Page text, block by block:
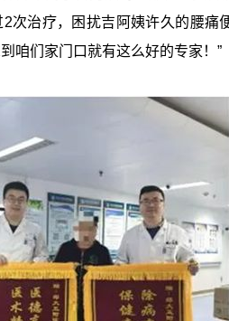
次治疗，困扰吉阿姨许久的腰痛
咱们家门口就有这么好的专家！”